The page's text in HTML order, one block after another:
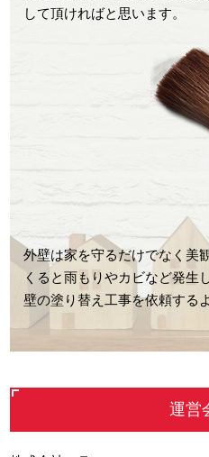
して頂ければと思います。
外壁は家を守るだけでなく美
くると雨もりやカビなど発生
壁の塗り替え工事を依頼する
運営